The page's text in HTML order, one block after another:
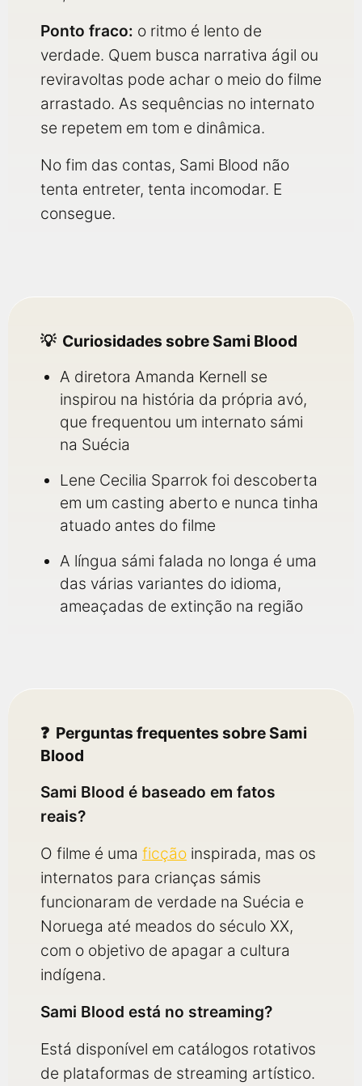
Ponto fraco: o ritmo é lento de
verdade. Quem busca narrativa ágil ou
reviravoltas pode achar o meio do filme
arrastado. As sequências no internato
se repetem em tom e dinâmica.
No fim das contas, Sami Blood não
tenta entreter, tenta incomodar. E
consegue.
Curiosidades sobre Sami Blood
A diretora Amanda Kernell se
inspirou na história da própria avó,
que frequentou um internato sámi
na Suécia
Lene Cecilia Sparrok foi descoberta
em um casting aberto e nunca tinha
atuado antes do filme
A língua sámi falada no longa é uma
das várias variantes do idioma,
ameaçadas de extinção na região
Perguntas frequentes sobre Sami
Blood
Sami Blood é baseado em fatos
reais?
O filme é uma ficção inspirada, mas os
internatos para crianças sámis
funcionaram de verdade na Suécia e
Noruega até meados do século XX,
com o objetivo de apagar a cultura
indígena.
Sami Blood está no streaming?
Está disponível em catálogos rotativos
de plataformas de streaming artístico.